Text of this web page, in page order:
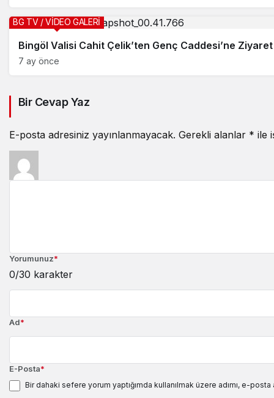
Bingöl Valisi Cahit Çelik’ten Genç Caddesi’ne Ziyaret
BG TV / VİDEO GALERİ
7 ay önce
Bir Cevap Yaz
E-posta adresiniz yayınlanmayacak. Gerekli alanlar * ile
Yorumunuz*
0/30 karakter
Ad*
E-Posta*
Bir dahaki sefere yorum yaptığımda kullanılmak üzere adımı, e-